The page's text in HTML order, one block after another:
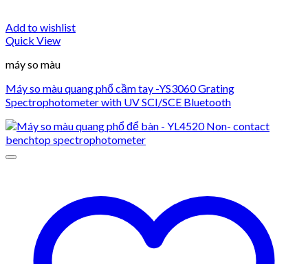
Add to wishlist
Quick View
máy so màu
Máy so màu quang phổ cầm tay -YS3060 Grating
Spectrophotometer with UV SCI/SCE Bluetooth